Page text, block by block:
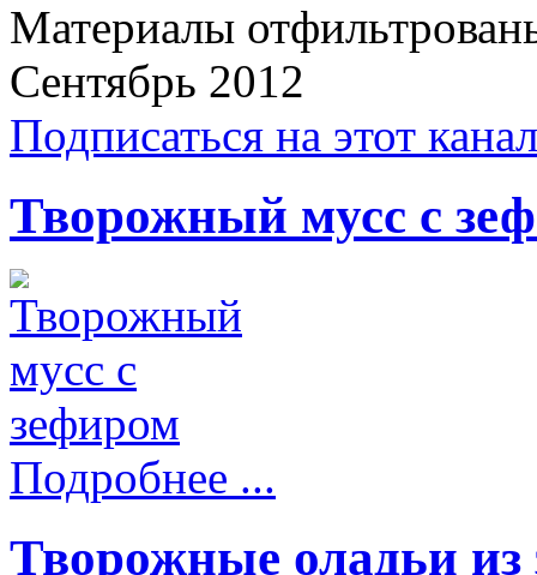
Материалы
Сентябрь 2012
Подписаться на этот
Творожный мусс с
Подробнее ...
Творожные оладьи из